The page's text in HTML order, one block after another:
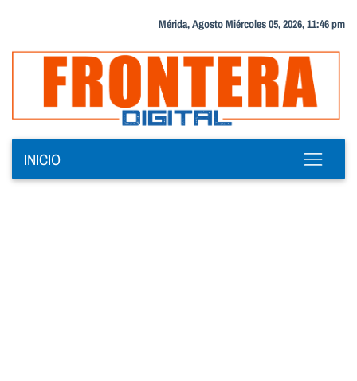
Mérida, Agosto Miércoles 05, 2026, 11:46 pm
INICIO